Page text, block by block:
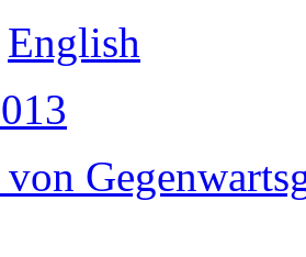
English